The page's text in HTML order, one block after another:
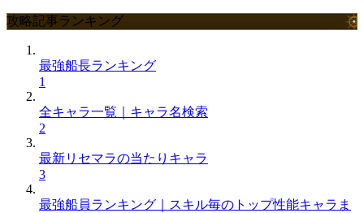
攻略記事ランキング
最強船長ランキング
1
全キャラ一覧｜キャラ名検索
2
最新リセマラの当たりキャラ
3
最強船員ランキング｜スキル毎のトップ性能キャラま